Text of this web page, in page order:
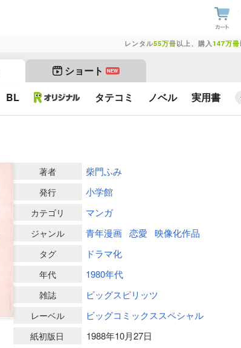
レンタル55万冊以上、購入 147万冊
ショート NEW
BL タテコミ ノベル 実用書
著者 柴門ふみ
発行 小学館
カテゴリ マンガ
ジャンル 青年漫画 恋愛 映像化作品
タグ ドラマ化
年代 1980年代
雑誌 ビッグスピリッツ
レーベル ビッグコミックススペシャル
紙初版日 1988年10月27日